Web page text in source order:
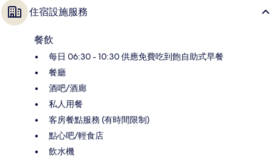
住宿設施服務
餐飲
每日 06:30 - 10:30 供應免費吃到飽自助式早餐
餐廳
酒吧/酒廊
私人用餐
客房餐點服務 (有時間限制)
點心吧/輕食店
飲水機